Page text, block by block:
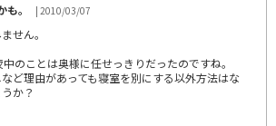
。
| 2010/03/07
せん。
のことは奥様に任せっきりだったのですね。
ど理由があっても寝室を別にする以外方法はな
か？